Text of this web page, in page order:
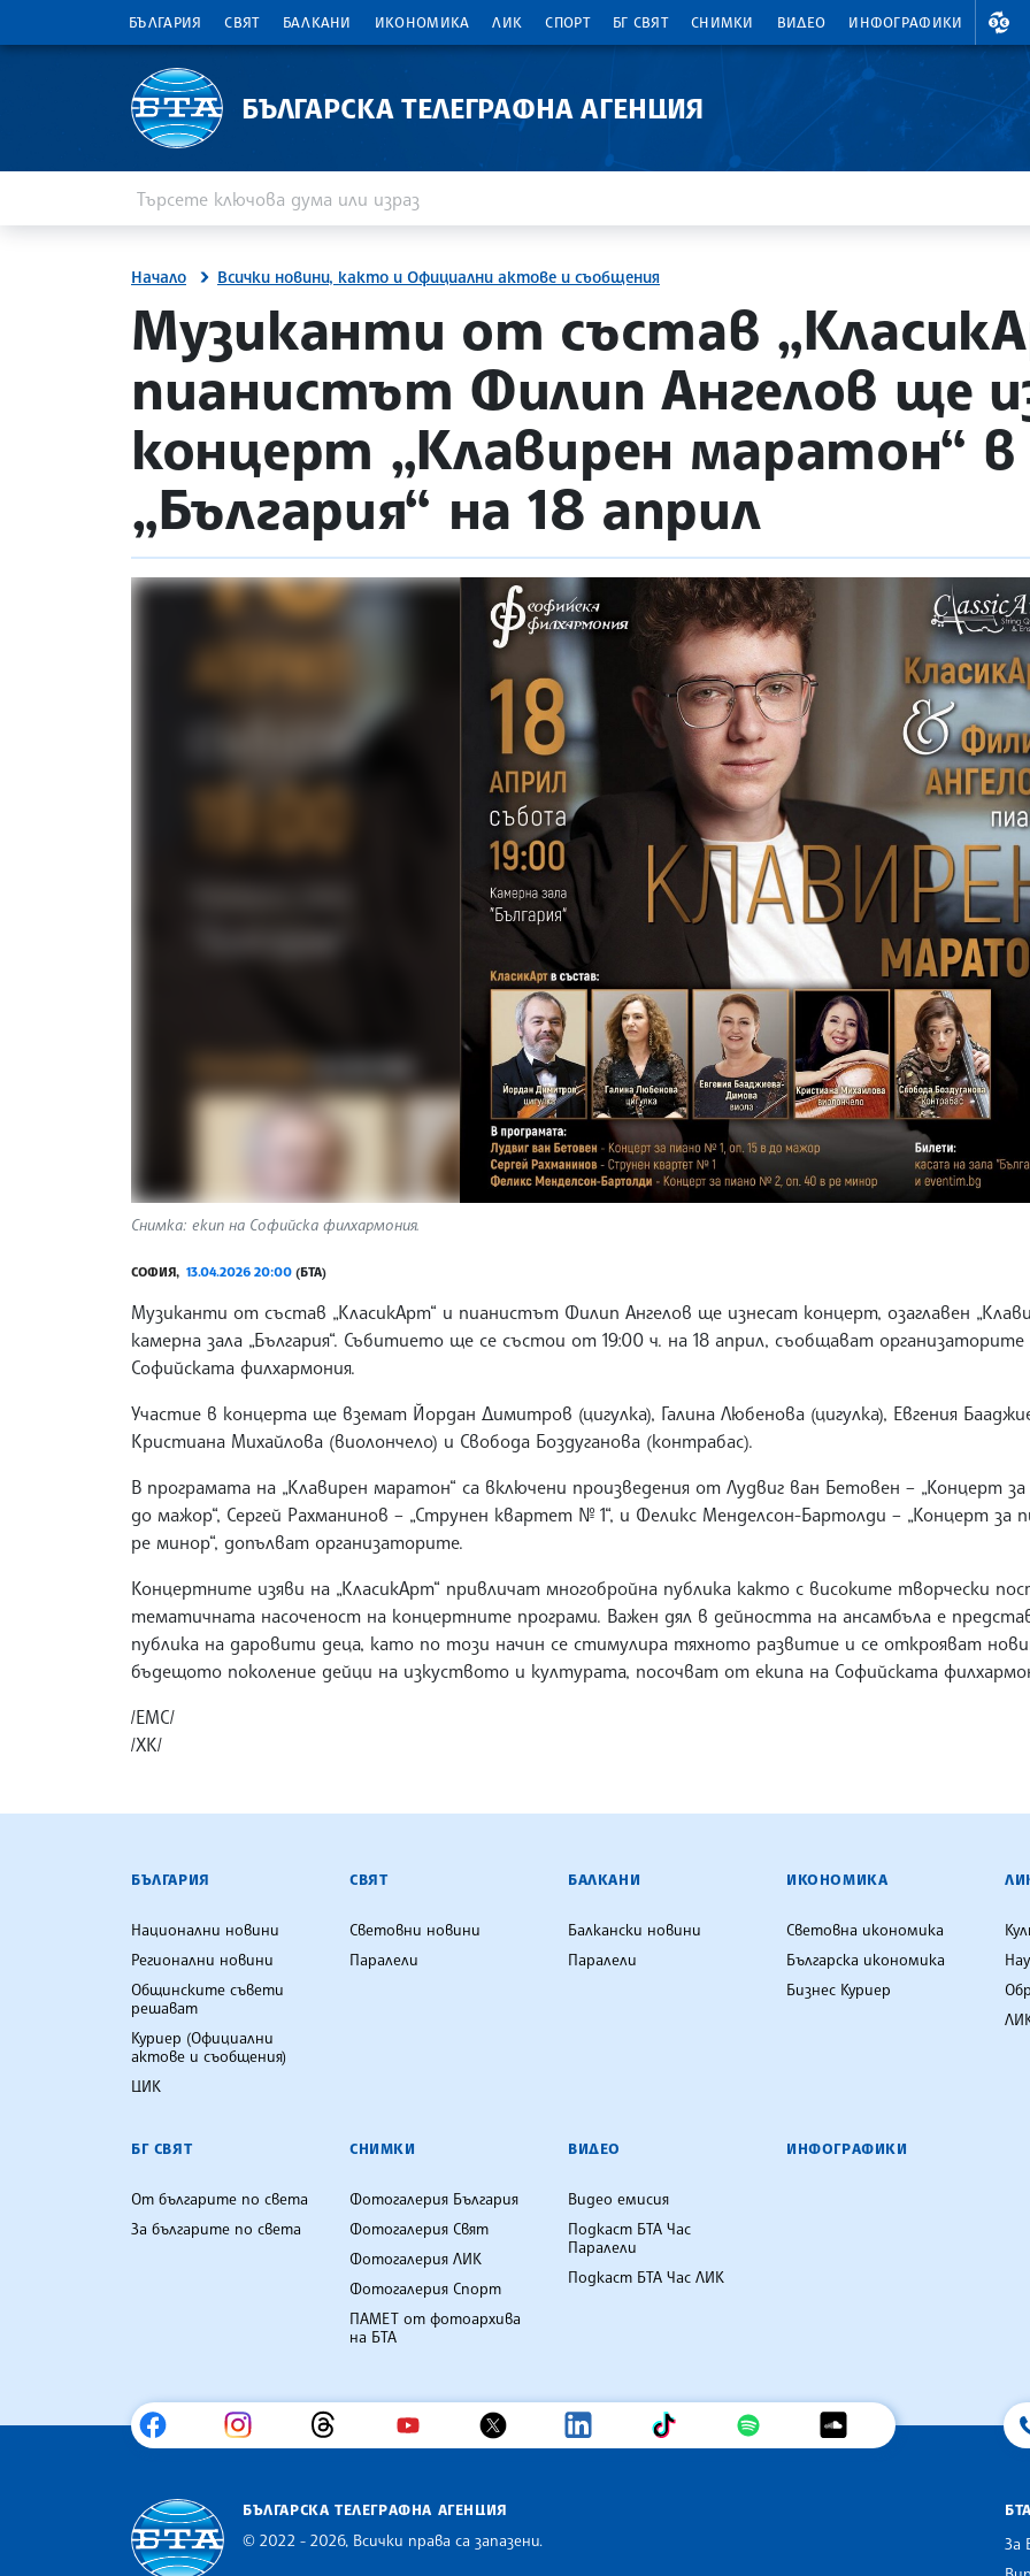
БЪЛГАРИЯ СВЯТ БАЛКАНИ ИКОНОМИКА ЛИК СПОРТ БГ СВЯТ СНИМКИ ВИДЕО ИНФОГРАФИКИ
БЪЛГАРСКА ТЕЛЕГРАФНА АГЕНЦИЯ
Начало Всички новини, както и Официални актове и съобщения
site.bta
Музиканти от състав
пианистът Филип Ангелов ще
концерт „Клавирен маратон“ в
„България“ на 18 април
Снимка: екип на Софийска филхармония.
СОФИЯ, 13.04.2026 20:00 (БТА)
Музиканти от състав „КласикАрт“ и пианистът Филип Ангелов ще изнесат концерт, озаглавен
камерна зала „България“. Събитието ще се състои от 19:00 ч. на 18 април, съобщават
Софийската филхармония.
Участие в концерта ще вземат Йордан Димитров (цигулка), Галина Любенова (цигулка), Евгения
Кристиана Михайлова (виолончело) и Свобода Боздуганова (контрабас).
В програмата на „Клавирен маратон“ са включени произведения от Лудвиг ван Бетовен – „Концерт за
до мажор“, Сергей Рахманинов – „Струнен квартет № 1“, и Феликс Менделсон-Бартолди – „Концерт за
ре минор“, допълват организаторите.
Концертните изяви на „КласикАрт“ привличат многобройна публика както с високите творчески
тематичната насоченост на концертните програми. Важен дял в дейността на ансамбъла е
публика на даровити деца, като по този начин се стимулира тяхното развитие и се открояват
бъдещото поколение дейци на изкуството и културата, посочват от екипа на Софийската
/ЕМС/
/ХК/
БЪЛГАРСКА ТЕЛЕГРАФНА АГЕНЦИЯ
БЪЛГАРИЯ
Национални новини
Регионални новини
Общинските съвети
решават
Куриер (Официални
актове и съобщения)
ЦИК
СВЯТ
Световни новини
Паралели
БАЛКАНИ
Балкански новини
Паралели
ИКОНОМИКА
Световна икономика
Българска икономика
Бизнес Куриер
БГ СВЯТ
От българите по света
За българите по света
СНИМКИ
Фотогалерия България
Фотогалерия Свят
Фотогалерия ЛИК
Фотогалерия Спорт
ПАМЕТ от фотоархива
на БТА
ВИДЕО
Видео емисия
Подкаст БТА Час
Паралели
Подкаст БТА Час ЛИК
ИНФОГРАФИКИ
БЪЛГАРСКА ТЕЛЕГРАФНА АГЕНЦИЯ
© 2022 - 2026, Всички права са запазени.
БТА
За